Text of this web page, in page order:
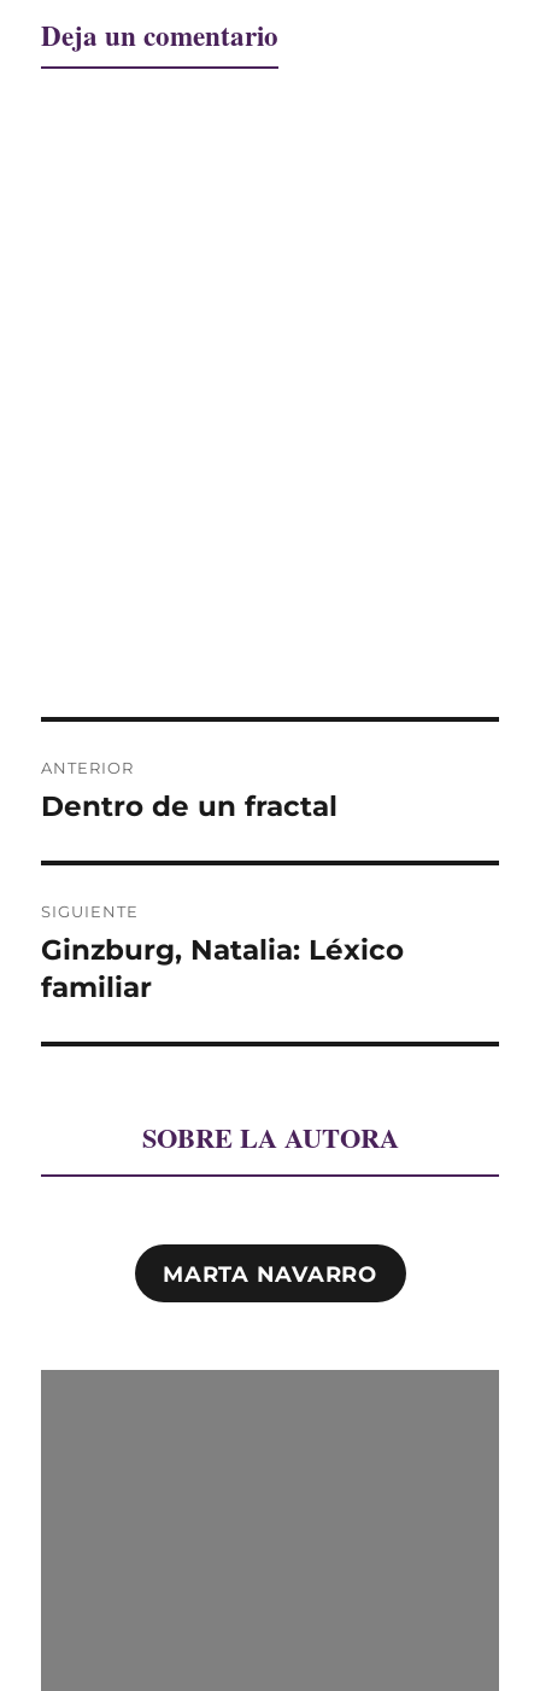
Deja un comentario
de
ANTERIOR
Entrada
Dentro de un fractal
SIGUIENTE
Entrada
siguiente:
Ginzburg, Natalia: Léxico
familiar
SOBRE LA AUTORA
MARTA NAVARRO